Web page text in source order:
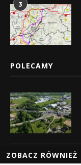
3
POLECAMY
ZOBACZ RÓWNIEŻ